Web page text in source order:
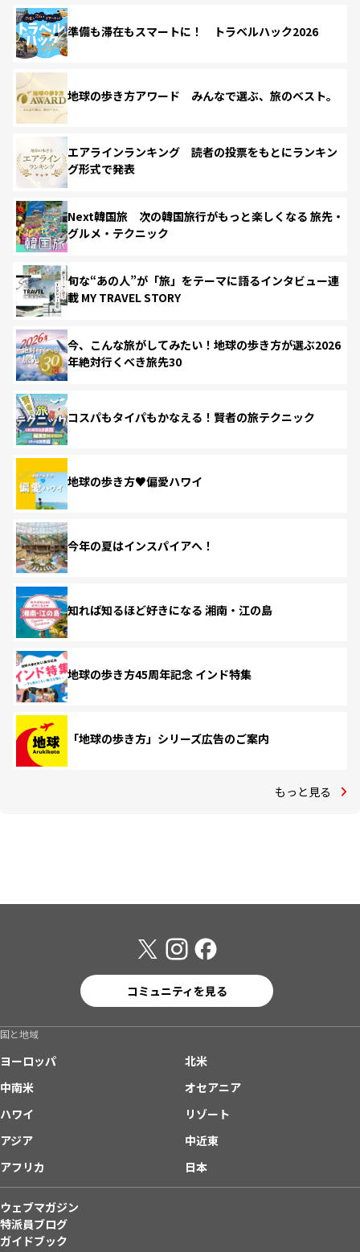
準備も滞在もスマートに！ トラベルハック2026
地球の歩き方アワード みんなで選ぶ、旅のベスト。
エアラインランキング 読者の投票をもとにランキン
グ形式で発表
Next韓国旅 次の韓国旅行がもっと楽しくなる 旅先・
グルメ・テクニック
旬な“あの人”が「旅」をテーマに語るインタビュー連
載 MY TRAVEL STORY
今、こんな旅がしてみたい！地球の歩き方が選ぶ2026
年絶対行くべき旅先30
コスパもタイパもかなえる！賢者の旅テクニック
地球の歩き方♥偏愛ハワイ
今年の夏はインスパイアへ！
知れば知るほど好きになる 湘南・江の島
地球の歩き方45周年記念 インド特集
「地球の歩き方」シリーズ広告のご案内
もっと見る
コミュニティを見る
国と地域
ヨーロッパ
北米
中南米
オセアニア
ハワイ
リゾート
アジア
中近東
アフリカ
日本
ウェブマガジン
特派員ブログ
ガイドブック